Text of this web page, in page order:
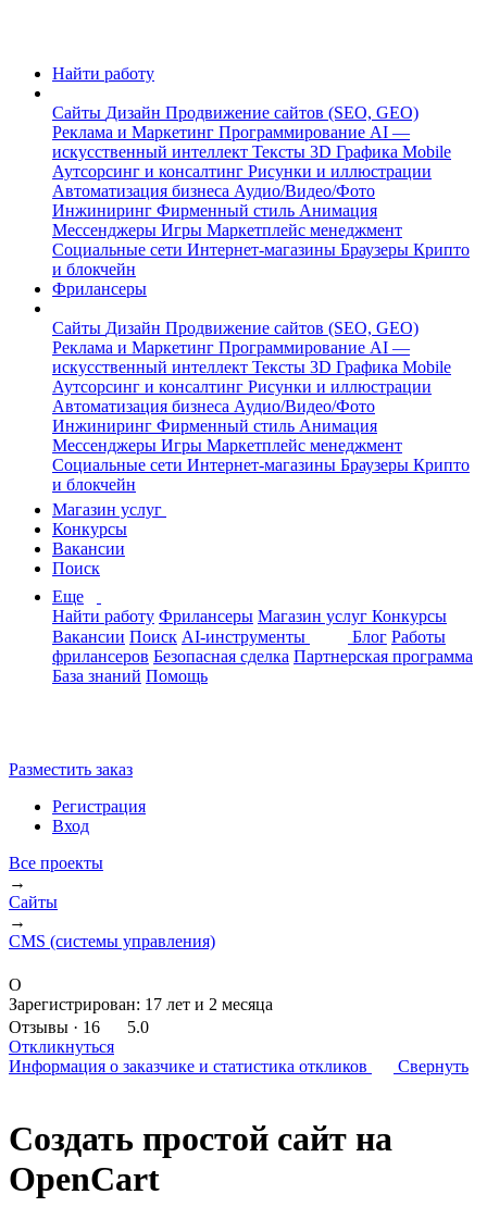
Найти работу
Сайты Дизайн Продвижение сайтов (SEO, GEO)
Реклама и Маркетинг Программирование AI —
искусственный интеллект Тексты 3D Графика Mobile
Аутсорсинг и консалтинг Рисунки и иллюстрации
Автоматизация бизнеса Аудио/Видео/Фото
Инжиниринг Фирменный стиль Анимация
Мессенджеры Игры Маркетплейс менеджмент
Социальные сети Интернет-магазины Браузеры Крипто
и блокчейн
Фрилансеры
Сайты Дизайн Продвижение сайтов (SEO, GEO)
Реклама и Маркетинг Программирование AI —
искусственный интеллект Тексты 3D Графика Mobile
Аутсорсинг и консалтинг Рисунки и иллюстрации
Автоматизация бизнеса Аудио/Видео/Фото
Инжиниринг Фирменный стиль Анимация
Мессенджеры Игры Маркетплейс менеджмент
Социальные сети Интернет-магазины Браузеры Крипто
и блокчейн
Магазин услуг
Конкурсы
Вакансии
Поиск
Еще
Найти работу Фрилансеры Магазин услуг Конкурсы
Вакансии Поиск AI-инструменты Блог Работы
фрилансеров Безопасная сделка Партнерская программа
База знаний Помощь
Разместить заказ
Регистрация
Вход
Все проекты
→
Сайты
→
CMS (системы управления)
O
Зарегистрирован: 17 лет и 2 месяца
Отзывы · 16
5.0
Откликнуться
Информация о заказчике и статистика откликов Свернуть
Создать простой сайт на
OpenCart